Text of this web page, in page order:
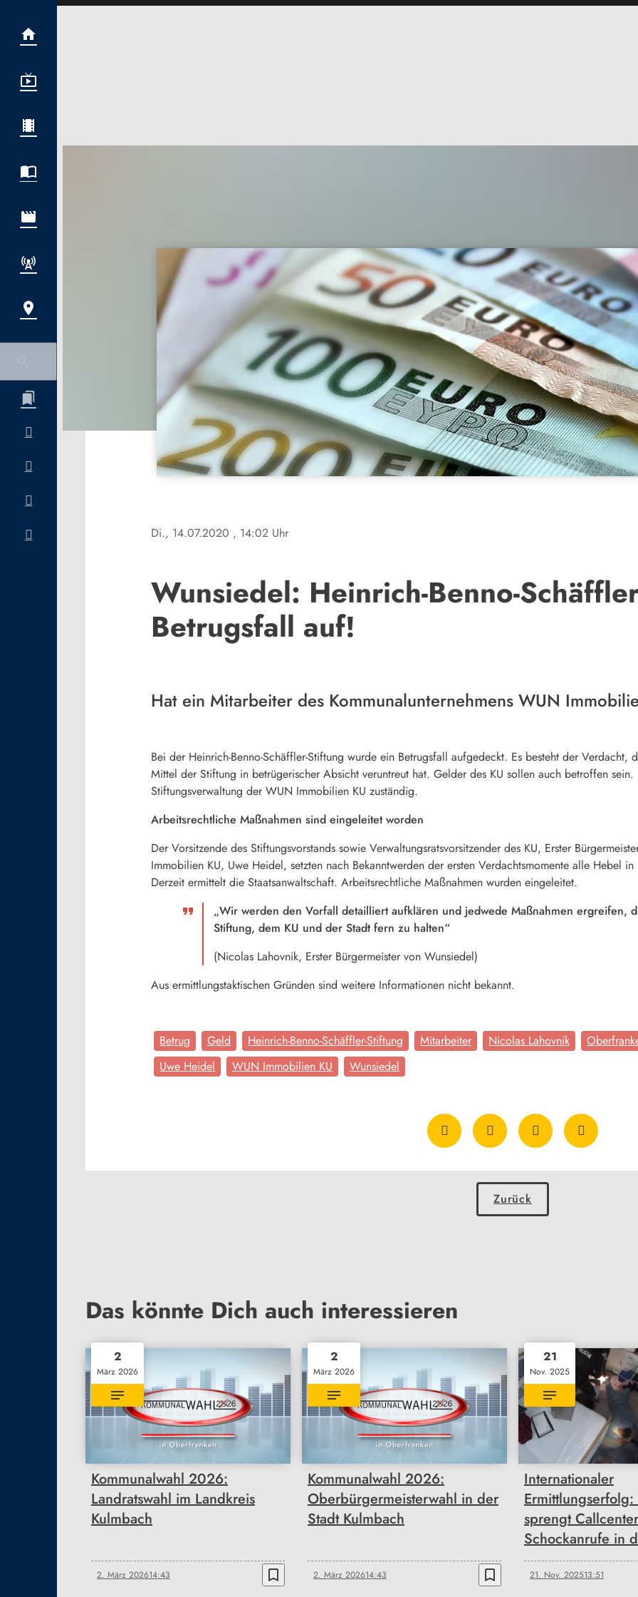
Di., 14.07.2020 , 14:02 Uhr
Wunsiedel: Heinrich-Benno-
Betrugsfall auf!
Hat ein Mitarbeiter des Kommunalunternehmens WUN
Bei der Heinrich-Benno-Schäffler-Stiftung wurde ein Betrugsfall aufgedeckt. Es besteht der
Mittel der Stiftung in betrügerischer Absicht veruntreut hat. Gelder des KU sollen auch betroffen
Stiftungsverwaltung der WUN Immobilien KU zuständig.
Arbeitsrechtliche Maßnahmen sind eingeleitet worden
Der Vorsitzende des Stiftungsvorstands sowie Verwaltungsratsvorsitzender des KU, Erster
Immobilien KU, Uwe Heidel, setzten nach Bekanntwerden der ersten Verdachtsmomente alle Hebel
Derzeit ermittelt die Staatsanwaltschaft. Arbeitsrechtliche Maßnahmen wurden eingeleitet.
„Wir werden den Vorfall detailliert aufklären und jedwede Maßnahmen ergreifen,
Stiftung, dem KU und der Stadt fern zu halten“
(Nicolas Lahovnik, Erster Bürgermeister von Wunsiedel)
Aus ermittlungstaktischen Gründen sind weitere Informationen nicht bekannt.
Betrug Geld Heinrich-Benno-Schäffler-Stiftung Mitarbeiter Nicolas Lahovnik
Uwe Heidel
WUN Immobilien KU Wunsiedel
Zurück
Das könnte Dich auch interessieren
2
März 2026
Kommunalwahl 2026:
Landratswahl im Landkreis
Kulmbach
2. März 202614:43 bookmark_border
2
März 2026
Kommunalwahl 2026:
Oberbürgermeisterwahl in der
Stadt Kulmbach
2. März 202614:43 bookmark_border
21
Nov. 2025
Internationaler
sprengt
Schockanrufe in
21. Nov. 202513:51